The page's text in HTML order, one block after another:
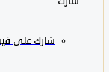
شارك على فيسبوك